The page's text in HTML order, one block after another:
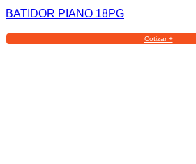
BATIDOR PIANO 18PG
Cotizar +